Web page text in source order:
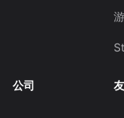
公司